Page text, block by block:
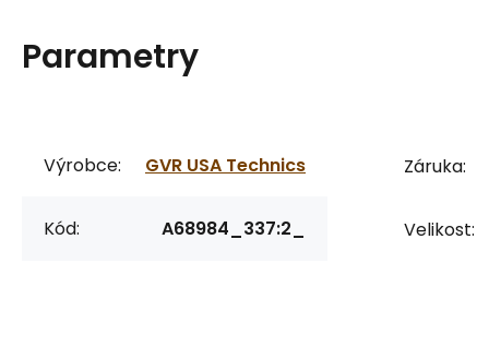
Parametry
Výrobce: GVR USA Technics
Kód: A68984_337:2_
Záruka:
Velikost: